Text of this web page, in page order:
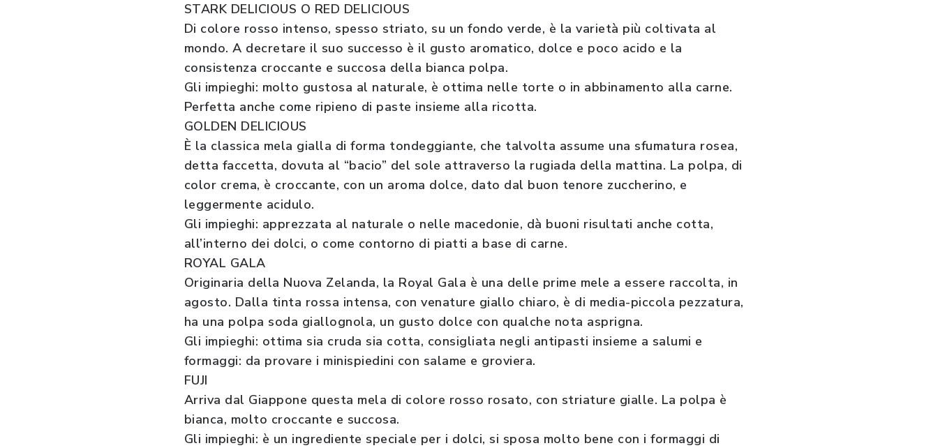
STARK DELICIOUS O RED DELICIOUS
Di colore rosso intenso, spesso striato, su un fondo verde, è la varietà più coltivata al
mondo. A decretare il suo successo è il gusto aromatico, dolce e poco acido e la
consistenza croccante e succosa della bianca polpa.
Gli impieghi: molto gustosa al naturale, è ottima nelle torte o in abbinamento alla carne.
Perfetta anche come ripieno di paste insieme alla ricotta.
GOLDEN DELICIOUS
È la classica mela gialla di forma tondeggiante, che talvolta assume una sfumatura rosea,
detta faccetta, dovuta al “bacio” del sole attraverso la rugiada della mattina. La polpa, di
color crema, è croccante, con un aroma dolce, dato dal buon tenore zuccherino, e
leggermente acidulo.
Gli impieghi: apprezzata al naturale o nelle macedonie, dà buoni risultati anche cotta,
all’interno dei dolci, o come contorno di piatti a base di carne.
ROYAL GALA
Originaria della Nuova Zelanda, la Royal Gala è una delle prime mele a essere raccolta, in
agosto. Dalla tinta rossa intensa, con venature giallo chiaro, è di media-piccola pezzatura,
ha una polpa soda giallognola, un gusto dolce con qualche nota asprigna.
Gli impieghi: ottima sia cruda sia cotta, consigliata negli antipasti insieme a salumi e
formaggi: da provare i minispiedini con salame e groviera.
FUJI
Arriva dal Giappone questa mela di colore rosso rosato, con striature gialle. La polpa è
bianca, molto croccante e succosa.
Gli impieghi: è un ingrediente speciale per i dolci, si sposa molto bene con i formaggi di